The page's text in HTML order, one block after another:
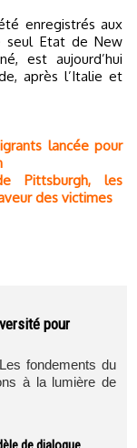
enregistrés aux
seul Etat de New
est aujourd’hui
après l’Italie et
lancée pour
Pittsburgh, les
des victimes
pour
fondements du
à la lumière de